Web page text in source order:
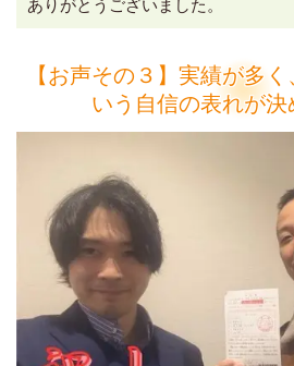
ありがとうございました。
【お声その３】実績が多
いう自信の表れが決